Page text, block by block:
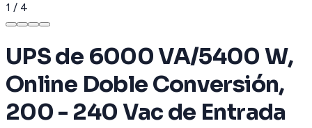
1 / 4
UPS de 6000 VA/5400 W,
Online Doble Conversión,
200 - 240 Vac de Entrada